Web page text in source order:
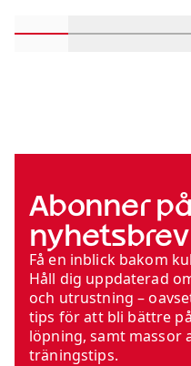
Abonner
nyhetsbrev
Få en inblick bakom
Håll dig uppdaterad
och utrustning –
tips för att bli bättre
löpning, samt massor
träningstips.